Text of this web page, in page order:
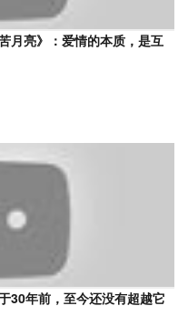
月亮》：爱情的本质，是互
30年前，至今还没有超越它